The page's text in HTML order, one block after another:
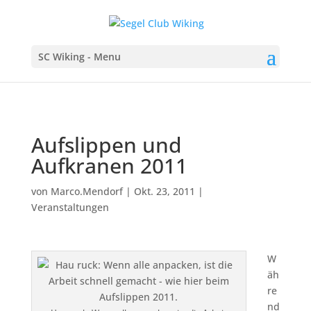
SC Wiking - Menu
Aufslippen und
Aufkranen 2011
von Marco.Mendorf| Okt. 23, 2011 |
Veranstaltungen
W
äh
re
nd